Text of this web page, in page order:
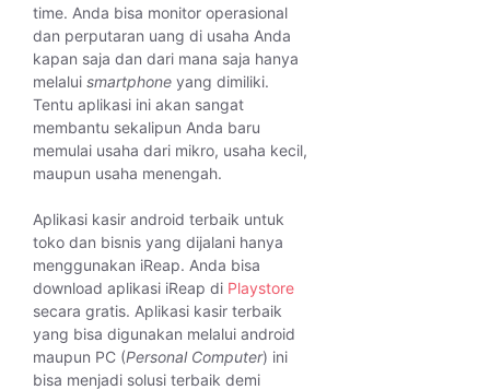
time. Anda bisa monitor operasional
dan perputaran uang di usaha Anda
kapan saja dan dari mana saja hanya
melalui smartphone yang dimiliki.
Tentu aplikasi ini akan sangat
membantu sekalipun Anda baru
memulai usaha dari mikro, usaha kecil,
maupun usaha menengah.
Aplikasi kasir android terbaik untuk
toko dan bisnis yang dijalani hanya
menggunakan iReap. Anda bisa
download aplikasi iReap di Playstore
secara gratis. Aplikasi kasir terbaik
yang bisa digunakan melalui android
maupun PC (Personal Computer) ini
bisa menjadi solusi terbaik demi